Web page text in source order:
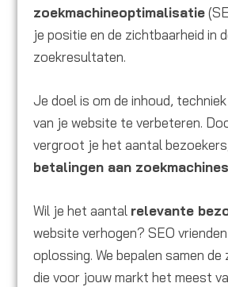
zoekmachineoptimalisatie
je positie en de zichtbaarheid in
zoekresultaten.
Je doel is om de inhoud,
van je website te verbeteren.
vergroot je het aantal
betalingen aan zoekmachines
Wil je het aantal relevante
website verhogen? SEO
oplossing. We bepalen samen
die voor jouw markt het meest